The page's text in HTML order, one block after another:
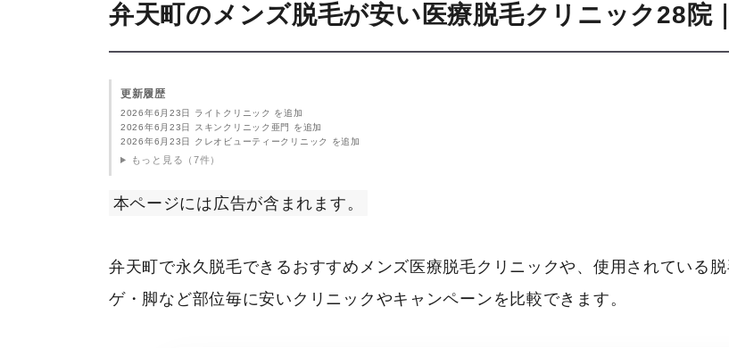
弁天町のメンズ脱毛が安い医療脱毛クリニック28院
更新履歴
2026年6月23日 ライトクリニック を追加
2026年6月23日 スキンクリニック亜門 を追加
2026年6月23日 クレオビューティークリニック を追加
もっと見る（7件）
本ページには広告が含まれます。
弁天町で永久脱毛できるおすすめメンズ医療脱毛クリニックや、使用されている
ゲ・脚など部位毎に安いクリニックやキャンペーンを比較できます。